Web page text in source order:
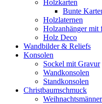
Holzkarten
Bunte
Holzlaternen
Holzanhänger mit
Holz Deco
Wandbilder & Reliefs
Konsolen
Sockel mit Gravur
Wandkonsolen
Standkonsolen
Christbaumschmuck
Weihnachtsmänner